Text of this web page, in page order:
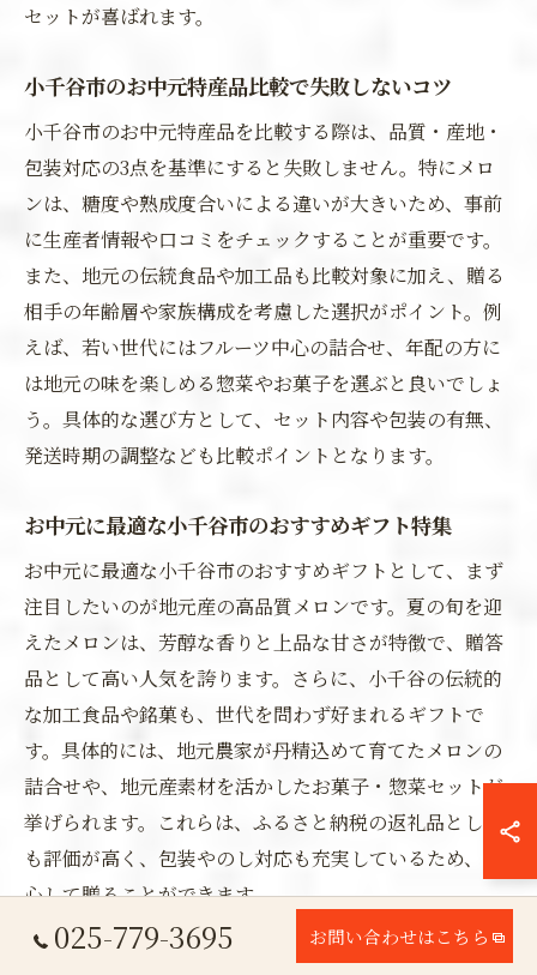
セットが喜ばれます。
小千谷市のお中元特産品比較で失敗しないコツ
小千谷市のお中元特産品を比較する際は、品質・産地・
包装対応の3点を基準にすると失敗しません。特にメロ
ンは、糖度や熟成度合いによる違いが大きいため、事前
に生産者情報や口コミをチェックすることが重要です。
また、地元の伝統食品や加工品も比較対象に加え、贈る
相手の年齢層や家族構成を考慮した選択がポイント。例
えば、若い世代にはフルーツ中心の詰合せ、年配の方に
は地元の味を楽しめる惣菜やお菓子を選ぶと良いでしょ
う。具体的な選び方として、セット内容や包装の有無、
発送時期の調整なども比較ポイントとなります。
お中元に最適な小千谷市のおすすめギフト特集
お中元に最適な小千谷市のおすすめギフトとして、まず
注目したいのが地元産の高品質メロンです。夏の旬を迎
えたメロンは、芳醇な香りと上品な甘さが特徴で、贈答
品として高い人気を誇ります。さらに、小千谷の伝統的
な加工食品や銘菓も、世代を問わず好まれるギフトで
す。具体的には、地元農家が丹精込めて育てたメロンの
詰合せや、地元産素材を活かしたお菓子・惣菜セットが
挙げられます。これらは、ふるさと納税の返礼品として
も評価が高く、包装やのし対応も充実しているため、安
心して贈ることができます。
小千谷市のお中元包装やのし対応のポイント
025-779-3695 お問い合わせはこちら